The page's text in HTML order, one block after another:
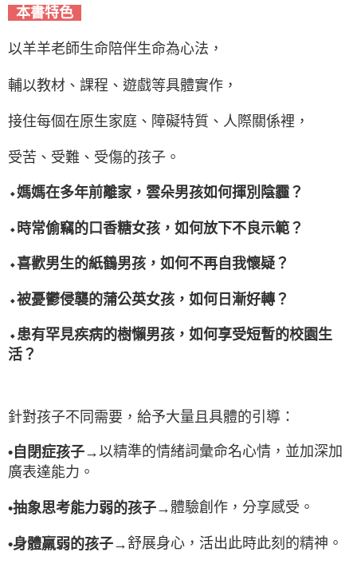
本書特色
以羊羊老師生命陪伴生命為心法，
輔以教材、課程、遊戲等具體實作，
接住每個在原生家庭、障礙特質、人際關係裡，
受苦、受難、受傷的孩子。
⬩媽媽在多年前離家，雲朵男孩如何揮別陰霾？
⬩時常偷竊的口香糖女孩，如何放下不良示範？
⬩喜歡男生的紙鶴男孩，如何不再自我懷疑？
⬩被憂鬱侵襲的蒲公英女孩，如何日漸好轉？
⬩患有罕見疾病的樹懶男孩，如何享受短暫的校園生
活？
針對孩子不同需要，給予大量且具體的引導：
•自閉症孩子→以精準的情緒詞彙命名心情，並加深加
廣表達能力。
•抽象思考能力弱的孩子→ 體驗創作，分享感受。
•身體羸弱的孩子→舒展身心，活出此時此刻的精神。